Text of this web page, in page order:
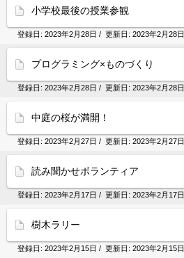
小学校最後の授業参観
登録日: 2023年2月28日 / 更新日: 2023年2月28日
プログラミング×ものづくり
登録日: 2023年2月28日 / 更新日: 2023年2月28日
中庭の桜が満開！
登録日: 2023年2月27日 / 更新日: 2023年2月27日
読み聞かせボランティア
登録日: 2023年2月17日 / 更新日: 2023年2月17日
樹木ラリー
登録日: 2023年2月15日 / 更新日: 2023年2月15日